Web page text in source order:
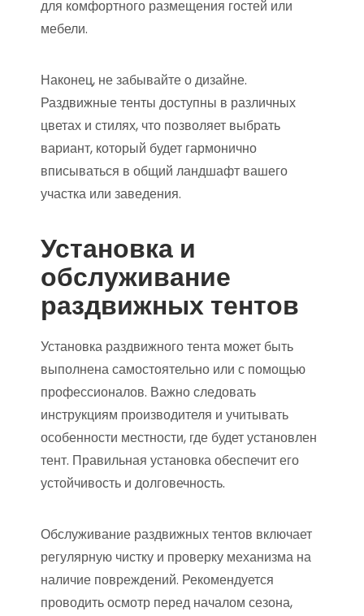
для комфортного размещения гостей или
мебели.
Наконец, не забывайте о дизайне.
Раздвижные тенты доступны в различных
цветах и стилях, что позволяет выбрать
вариант, который будет гармонично
вписываться в общий ландшафт вашего
участка или заведения.
Установка и
обслуживание
раздвижных тентов
Установка раздвижного тента может быть
выполнена самостоятельно или с помощью
профессионалов. Важно следовать
инструкциям производителя и учитывать
особенности местности, где будет установлен
тент. Правильная установка обеспечит его
устойчивость и долговечность.
Обслуживание раздвижных тентов включает
регулярную чистку и проверку механизма на
наличие повреждений. Рекомендуется
проводить осмотр перед началом сезона,